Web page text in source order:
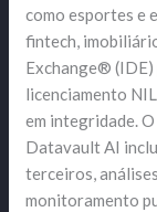
como esportes e
fintech,
Exchange®
licenciamento
em integridade.
Datavault AI
terceiros,
monitoramento